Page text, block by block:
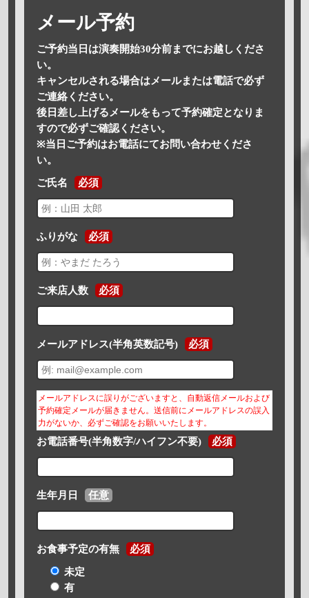
メール予約
ご予約当日は演奏開始30分前までにお越しくださ
い。
キャンセルされる場合はメールまたは電話で必ず
ご連絡ください。
後日差し上げるメールをもって予約確定となりま
すので必ずご確認ください。
※当日ご予約はお電話にてお問い合わせくださ
い。
ご氏名 必須
ふりがな 必須
ご来店人数 必須
メールアドレス(半角英数記号) 必須
メールアドレスに誤りがございますと、自動返信メールおよび
予約確定メールが届きません。送信前にメールアドレスの誤入
力がないか、必ずご確認をお願いいたします。
お電話番号(半角数字/ハイフン不要) 必須
生年月日 任意
お食事予定の有無 必須
未定
有